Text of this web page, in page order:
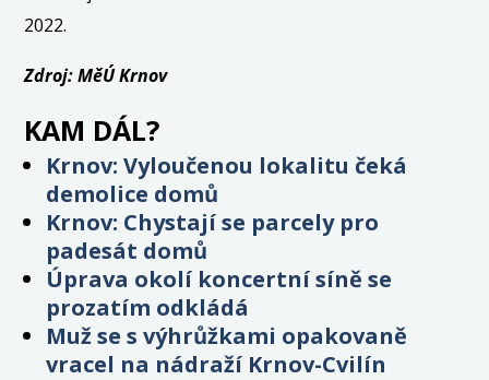
2022.
Zdroj: MěÚ Krnov
KAM DÁL?
Krnov: Vyloučenou lokalitu čeká
demolice domů
Krnov: Chystají se parcely pro
padesát domů
Úprava okolí koncertní síně se
prozatím odkládá
Muž se s výhrůžkami opakovaně
vracel na nádraží Krnov-Cvilín